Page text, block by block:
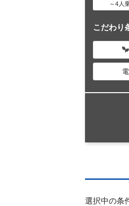
～4人
こだわり
選択中の条